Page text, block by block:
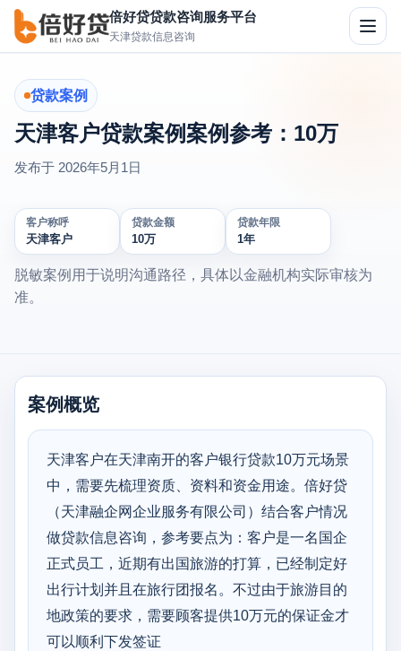
倍好贷贷款咨询服务平台
天津贷款信息咨询
切
换
贷款案例
天津客户贷款案例案例参考：10万
发布于 2026年5月1日
客户称呼
天津客户
贷款金额
10万
贷款年限
1年
脱敏案例用于说明沟通路径，具体以金融机构实际审核为
准。
案例概览
天津客户在天津南开的客户银行贷款10万元场景
中，需要先梳理资质、资料和资金用途。倍好贷
（天津融企网企业服务有限公司）结合客户情况
做贷款信息咨询，参考要点为：客户是一名国企
正式员工，近期有出国旅游的打算，已经制定好
出行计划并且在旅行团报名。不过由于旅游目的
地政策的要求，需要顾客提供10万元的保证金才
可以顺利下发签证